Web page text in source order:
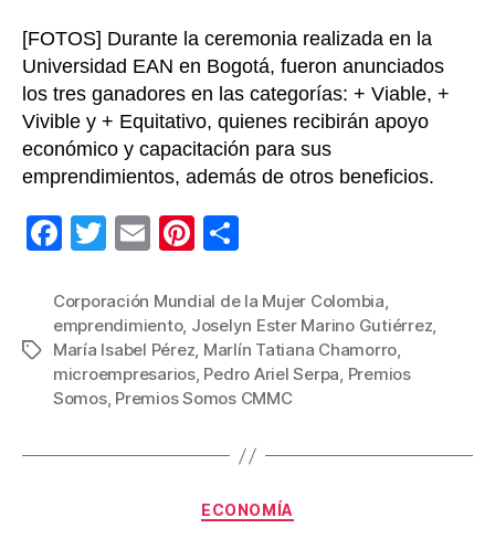
[FOTOS] Durante la ceremonia realizada en la
Universidad EAN en Bogotá, fueron anunciados
los tres ganadores en las categorías: + Viable, +
Vivible y + Equitativo, quienes recibirán apoyo
económico y capacitación para sus
emprendimientos, además de otros beneficios.
F
c
e
b
o
o
T
tt
er
E
ail
Pi
er
e
st
m
p
ar
tir
Etiquetas
Corporación Mundial de la Mujer Colombia,
emprendimiento, Joselyn Ester Marino Gutiérrez,
María Isabel Pérez, Marlín Tatiana Chamorro,
microempresarios, Pedro Ariel Serpa, Premios
Somos, Premios Somos CMMC
Categorías
ECONOMÍA